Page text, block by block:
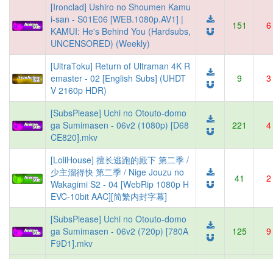
[Ironclad] Ushiro no Shoumen Kamu
i-san - S01E06 [WEB.1080p.AV1] |
KAMUI: He's Behind You (Hardsubs,
UNCENSORED) (Weekly)
151 6
[UltraToku] Return of Ultraman 4K R
emaster - 02 [English Subs] (UHDT
V 2160p HDR)
9 3
[SubsPlease] Uchi no Otouto-domo
ga Sumimasen - 06v2 (1080p) [D68
CE820].mkv
221 4
[LoliHouse] 擅长逃跑的殿下 第二季 /
少主溜得快 第二季 / Nige Jouzu no
Wakagimi S2 - 04 [WebRip 1080p H
EVC-10bit AAC][简繁内封字幕]
41 2
[SubsPlease] Uchi no Otouto-domo
ga Sumimasen - 06v2 (720p) [780A
F9D1].mkv
125 9